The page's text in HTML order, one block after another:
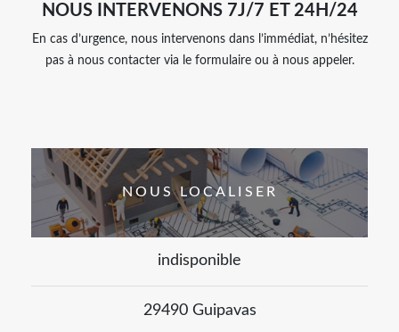
NOUS INTERVENONS 7J/7 ET 24H/24
En cas d’urgence, nous intervenons dans l’immédiat, n’hésitez
pas à nous contacter via le formulaire ou à nous appeler.
NOUS LOCALISER
indisponible
29490 Guipavas